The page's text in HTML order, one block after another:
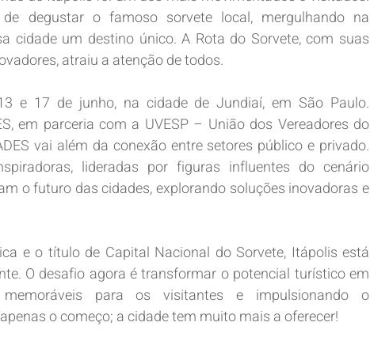
degustar o famoso sorvete local, mergulhando na
cidade um destino único. A Rota do Sorvete, com suas
atraiu a atenção de todos.
e 17 de junho, na cidade de Jundiaí, em São Paulo.
em parceria com a UVESP – União dos Vereadores do
vai além da conexão entre setores público e privado.
lideradas por figuras influentes do cenário
o futuro das cidades, explorando soluções inovadoras e
e o título de Capital Nacional do Sorvete, Itápolis está
O desafio agora é transformar o potencial turístico em
memoráveis para os visitantes e impulsionando o
o começo; a cidade tem muito mais a oferecer!